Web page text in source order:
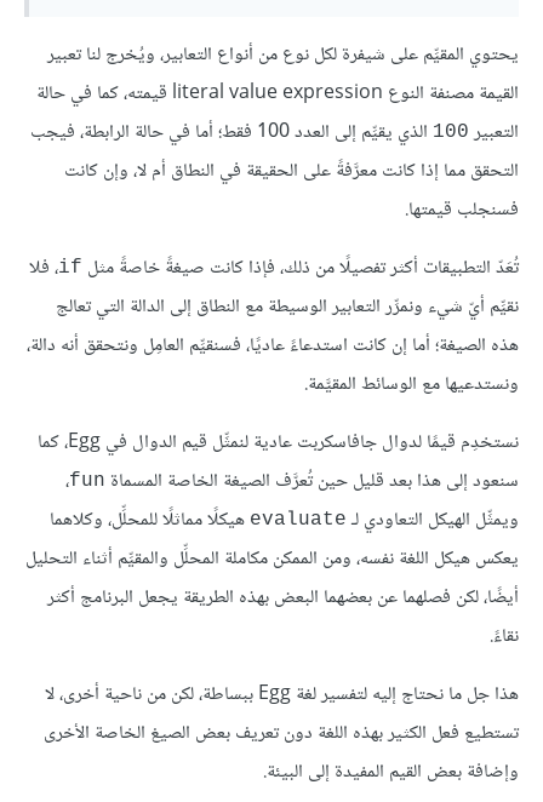
يحتوي المقيِّم على شيفرة لكل نوع من أنواع التعابير، ويُخرج لنا تعبير
القيمة مصنفة النوع literal value expression قيمته، كما في حالة
التعبير 100
الذي يقيِّم إلى العدد 100 فقط؛ أما في حالة الرابطة، فيجب
التحقق مما إذا كانت معرَّفةً على الحقيقة في النطاق أم لا، وإن كانت
فسنجلب قيمتها.
تُعَدّ التطبيقات أكثر تفصيلًا من ذلك، فإذا كانت صيغةً خاصةً مثل if، فلا
نقيِّم أيّ شيء ونمرِّر التعابير الوسيطة مع النطاق إلى الدالة التي تعالج
هذه الصيغة؛ أما إن كانت استدعاءً عاديًا، فسنقيِّم العامِل ونتحقق أنه دالة،
ونستدعيها مع الوسائط المقيَّمة.
نستخدِم قيمًا لدوال جافاسكربت عادية لنمثِّل قيم الدوال في Egg، كما
سنعود إلى هذا بعد قليل حين تُعرَّف الصيغة الخاصة المسماة fun،
ويمثِّل الهيكل التعاودي لـ evaluate هيكلًا مماثلًا للمحلِّل، وكلاهما
يعكس هيكل اللغة نفسه، ومن الممكن مكاملة المحلِّل والمقيِّم أثناء التحليل
أيضًا، لكن فصلهما عن بعضهما البعض بهذه الطريقة يجعل البرنامج أكثر
نقاءً.
هذا جل ما نحتاج إليه لتفسير لغة Egg ببساطة، لكن من ناحية أخرى، لا
تستطيع فعل الكثير بهذه اللغة دون تعريف بعض الصيغ الخاصة الأخرى
وإضافة بعض القيم المفيدة إلى البيئة.